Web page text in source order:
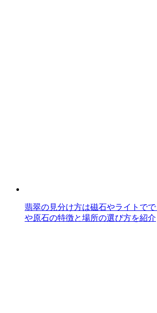
翡翠の見分け方は磁石やライトで
や原石の特徴と場所の選び方を紹介